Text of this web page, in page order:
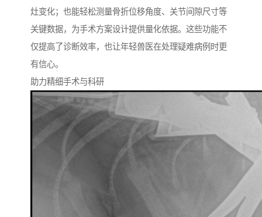
灶变化；也能轻松测量骨折位移角度、关节间隙尺寸等
关键数据，为手术方案设计提供量化依据。这些功能不
仅提高了诊断效率，也让年轻兽医在处理疑难病例时更
有信心。
助力精细手术与科研